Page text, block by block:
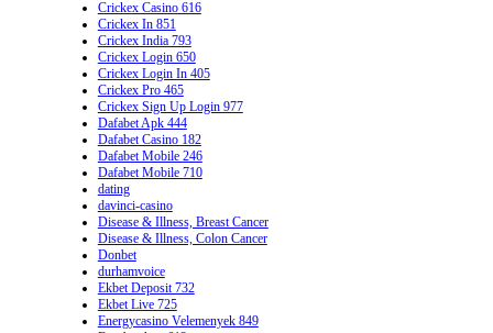
Crickex Casino 616
Crickex In 851
Crickex India 793
Crickex Login 650
Crickex Login In 405
Crickex Pro 465
Crickex Sign Up Login 977
Dafabet Apk 444
Dafabet Casino 182
Dafabet Mobile 246
Dafabet Mobile 710
dating
davinci-casino
Disease & Illness, Breast Cancer
Disease & Illness, Colon Cancer
Donbet
durhamvoice
Ekbet Deposit 732
Ekbet Live 725
Energycasino Velemenyek 849